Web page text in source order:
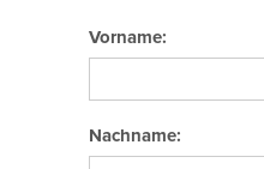
Vorname:
Nachname: